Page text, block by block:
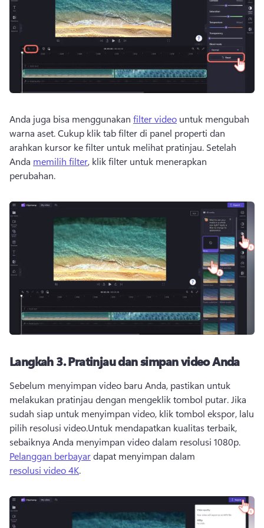
Anda juga bisa menggunakan filter video untuk mengubah
warna aset. Cukup klik tab filter di panel properti dan
arahkan kursor ke filter untuk melihat pratinjau. Setelah
Anda memilih filter, klik filter untuk menerapkan
perubahan.
Langkah 3.Pratinjau dan simpan video Anda
Sebelum menyimpan video baru Anda, pastikan untuk
melakukan pratinjau dengan mengeklik tombol putar. Jika
sudah siap untuk menyimpan video, klik tombol ekspor, lalu
pilih resolusi video.Untuk mendapatkan kualitas terbaik,
sebaiknya Anda menyimpan video dalam resolusi 1080p.
Pelanggan berbayar dapat menyimpan dalam
resolusi video 4K.